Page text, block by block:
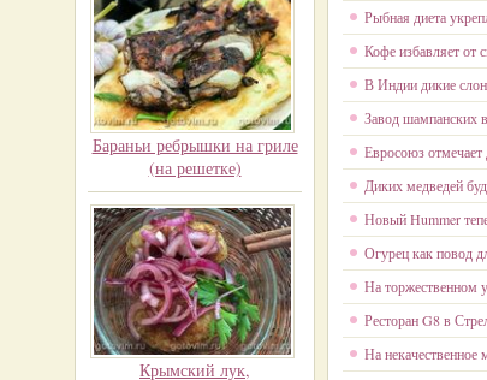
Бараньи ребрышки на гриле
(на решетке)
Крымский лук,
Рыбная диета
Кофе избавляет от
В Индии дикие
Завод шампанских
Евросоюз
Диких медведей
Новый Hummer
Огурец как повод
На торжественном
Ресторан G8 в
На некачественное